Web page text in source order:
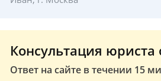
Консультация юриста
Ответ на сайте в течении 15